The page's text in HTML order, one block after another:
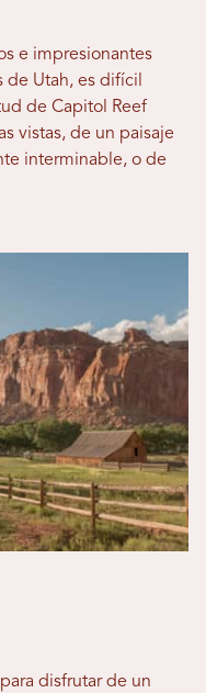
e impresionantes
de Utah, es difícil
de Capitol Reef
vistas, de un paisaje
interminable, o de
disfrutar de un